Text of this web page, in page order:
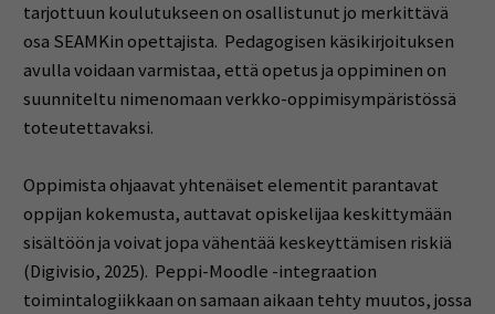
tarjottuun koulutukseen on osallistunut jo merkittävä
osa SEAMKin opettajista. Pedagogisen käsikirjoituksen
avulla voidaan varmistaa, että opetus ja oppiminen on
suunniteltu nimenomaan verkko-oppimisympäristössä
toteutettavaksi.
Oppimista ohjaavat yhtenäiset elementit parantavat
oppijan kokemusta, auttavat opiskelijaa keskittymään
sisältöön ja voivat jopa vähentää keskeyttämisen riskiä
(Digivisio, 2025). Peppi-Moodle -integraation
toimintalogiikkaan on samaan aikaan tehty muutos, jossa